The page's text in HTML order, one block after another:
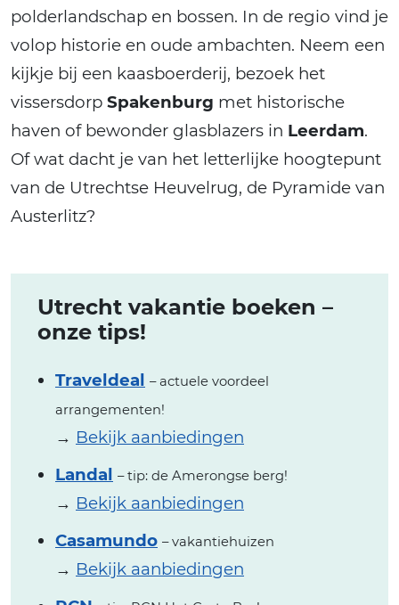
polderlandschap en bossen. In de regio vind je
volop historie en oude ambachten. Neem een
kijkje bij een kaasboerderij, bezoek het
vissersdorp Spakenburg met historische
haven of bewonder glasblazers in Leerdam.
Of wat dacht je van het letterlijke hoogtepunt
van de Utrechtse Heuvelrug, de Pyramide van
Austerlitz?
Utrecht vakantie boeken –
onze tips!
Traveldeal – actuele voordeel
arrangementen!
→ Bekijk aanbiedingen
Landal – tip: de Amerongse berg!
→ Bekijk aanbiedingen
Casamundo – vakantiehuizen
→ Bekijk aanbiedingen